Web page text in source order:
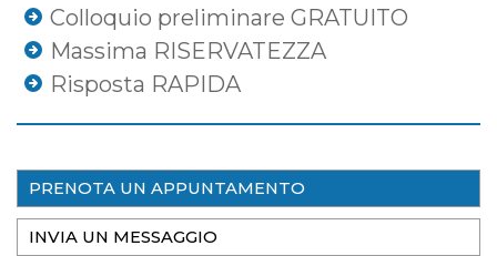
Colloquio preliminare GRATUITO
Massima RISERVATEZZA
Risposta RAPIDA
PRENOTA UN APPUNTAMENTO
INVIA UN MESSAGGIO